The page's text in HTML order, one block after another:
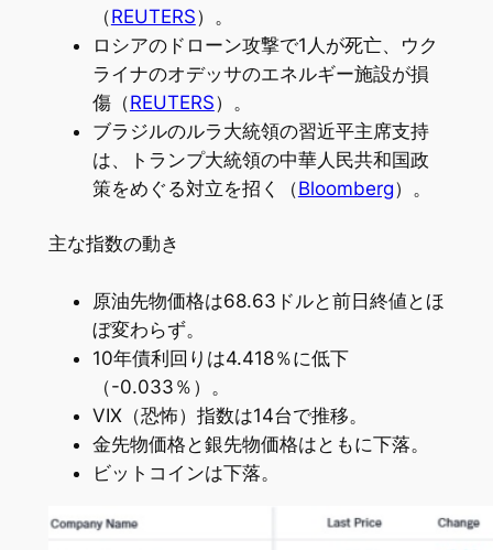
（REUTERS）。
ロシアのドローン攻撃で1人が死亡、ウク
ライナのオデッサのエネルギー施設が損
傷（REUTERS）。
ブラジルのルラ大統領の習近平主席支持
は、トランプ大統領の中華人民共和国政
策をめぐる対立を招く（Bloomberg）。
主な指数の動き
原油先物価格は68.63ドルと前日終値とほ
ぼ変わらず。
10年債利回りは4.418％に低下
（-0.033％）。
VIX（恐怖）指数は14台で推移。
金先物価格と銀先物価格はともに下落。
ビットコインは下落。